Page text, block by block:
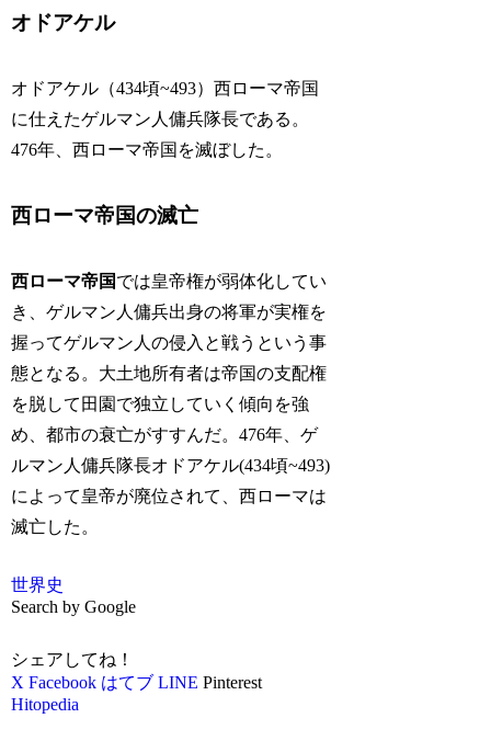
オドアケル
オドアケル（434頃~493）西ローマ帝国
に仕えたゲルマン人傭兵隊長である。
476年、西ローマ帝国を滅ぼした。
西ローマ帝国の滅亡
西ローマ帝国では皇帝権が弱体化してい
き、ゲルマン人傭兵出身の将軍が実権を
握ってゲルマン人の侵入と戦うという事
態となる。大土地所有者は帝国の支配権
を脱して田園で独立していく傾向を強
め、都市の衰亡がすすんだ。476年、ゲ
ルマン人傭兵隊長オドアケル(434頃~493)
によって皇帝が廃位されて、西ローマは
滅亡した。
世界史
Search by Google
シェアしてね！
X Facebook はてブ LINE Pinterest
Hitopedia